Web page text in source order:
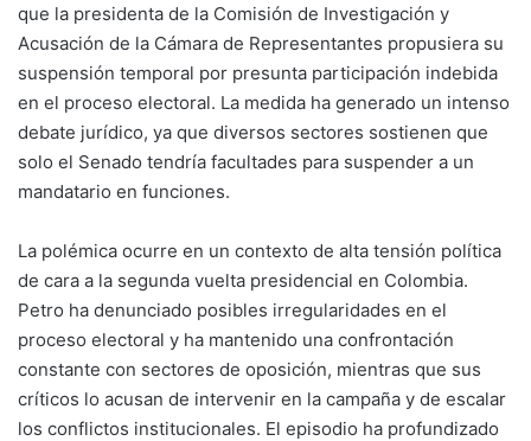
que la presidenta de la Comisión de Investigación y
Acusación de la Cámara de Representantes propusiera su
suspensión temporal por presunta participación indebida
en el proceso electoral. La medida ha generado un intenso
debate jurídico, ya que diversos sectores sostienen que
solo el Senado tendría facultades para suspender a un
mandatario en funciones.
La polémica ocurre en un contexto de alta tensión política
de cara a la segunda vuelta presidencial en Colombia.
Petro ha denunciado posibles irregularidades en el
proceso electoral y ha mantenido una confrontación
constante con sectores de oposición, mientras que sus
críticos lo acusan de intervenir en la campaña y de escalar
los conflictos institucionales. El episodio ha profundizado